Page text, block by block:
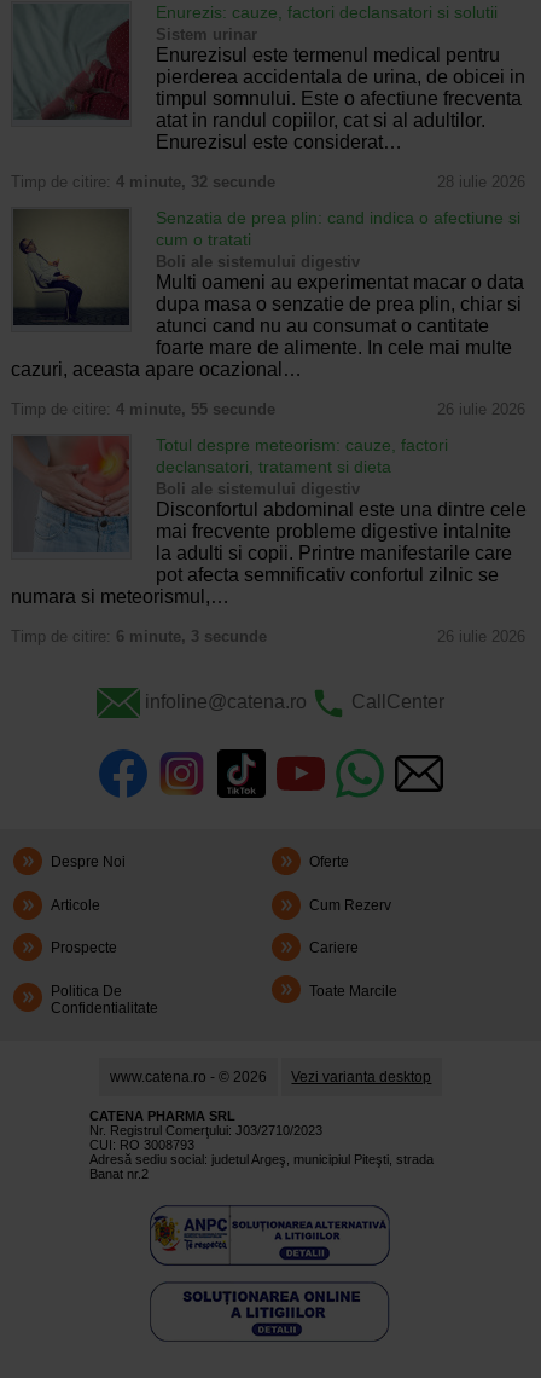
Enurezis: cauze, factori declansatori si solutii
Sistem urinar
Enurezisul este termenul medical pentru
pierderea accidentala de urina, de obicei in
timpul somnului. Este o afectiune frecventa
atat in randul copiilor, cat si al adultilor.
Enurezisul este considerat…
Timp de citire: 4 minute, 32 secunde 28 iulie 2026
Senzatia de prea plin: cand indica o afectiune si
cum o tratati
Boli ale sistemului digestiv
Multi oameni au experimentat macar o data
dupa masa o senzatie de prea plin, chiar si
atunci cand nu au consumat o cantitate
foarte mare de alimente. In cele mai multe
cazuri, aceasta apare ocazional…
Timp de citire: 4 minute, 55 secunde 26 iulie 2026
Totul despre meteorism: cauze, factori
declansatori, tratament si dieta
Boli ale sistemului digestiv
Disconfortul abdominal este una dintre cele
mai frecvente probleme digestive intalnite
la adulti si copii. Printre manifestarile care
pot afecta semnificativ confortul zilnic se
numara si meteorismul,…
Timp de citire: 6 minute, 3 secunde 26 iulie 2026
infoline@catena.ro CallCenter
Despre Noi Oferte
Articole Cum Rezerv
Prospecte Cariere
Politica De
Confidentialitate
Toate Marcile
www.catena.ro - © 2026 Vezi varianta desktop
CATENA PHARMA SRL
Nr. Registrul Comerţului: J03/2710/2023
CUI: RO 3008793
Adresă sediu social: judetul Argeş, municipiul Piteşti, strada
Banat nr.2